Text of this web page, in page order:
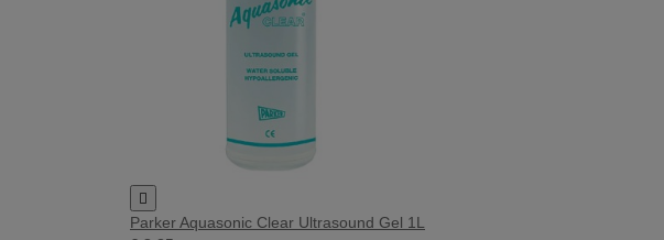

Parker Aquasonic Clear Ultrasound Gel 1L